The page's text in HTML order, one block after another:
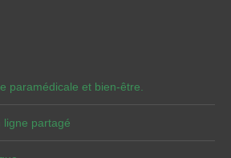
paramédicale et bien-être.
ligne partagé